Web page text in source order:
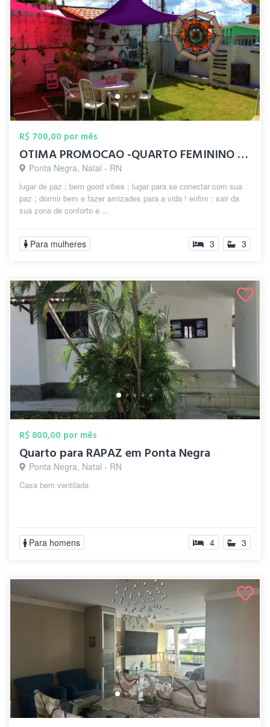
R$ 700,00 por mês
OTIMA PROMOCAO -QUARTO FEMININO OFERTA
Ponta Negra, Natal - RN
lugar de paz ; bem good vibes ; lugar para se conectar com sua
paz ; dormir bem e fazer amizades para a vida ! enfim : sair da
sua zona de conforto e ...
Para mulheres 3 3
R$ 800,00 por mês
Quarto para RAPAZ em Ponta Negra
Ponta Negra, Natal - RN
Casa bem ventilada
Para homens 4 3